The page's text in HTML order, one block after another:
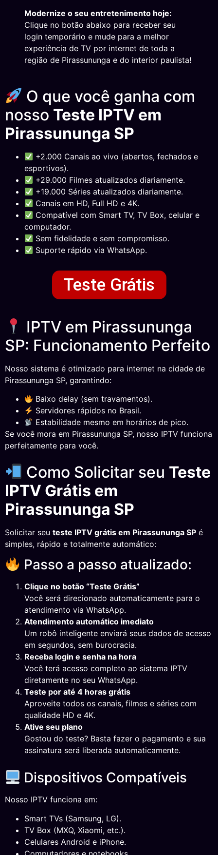
Modernize o seu entretenimento hoje:
Clique no botão abaixo para receber seu
login temporário e mude para a melhor
experiência de TV por internet de toda a
região de Pirassununga e do interior paulista!
O que você ganha com
nosso Teste IPTV em
Pirassununga SP
+2.000 Canais ao vivo (abertos, fechados e
esportivos).
+29.000 Filmes atualizados diariamente.
+19.000 Séries atualizados diariamente.
Canais em HD, Full HD e 4K.
Compatível com Smart TV, TV Box, celular e
computador.
Sem fidelidade e sem compromisso.
Suporte rápido via WhatsApp.
Teste Grátis
IPTV em Pirassununga
SP: Funcionamento Perfeito
Nosso sistema é otimizado para internet na cidade de
Pirassununga SP, garantindo:
Baixo delay (sem travamentos).
Servidores rápidos no Brasil.
Estabilidade mesmo em horários de pico.
Se você mora em Pirassununga SP, nosso IPTV funciona
perfeitamente para você.
Como Solicitar seu Teste
IPTV Grátis em
Pirassununga SP
Solicitar seu teste IPTV grátis em Pirassununga SP é
simples, rápido e totalmente automático:
Passo a passo atualizado:
Clique no botão “Teste Grátis”
Você será direcionado automaticamente para o
atendimento via WhatsApp.
Atendimento automático imediato
Um robô inteligente enviará seus dados de acesso
em segundos, sem burocracia.
Receba login e senha na hora
Você terá acesso completo ao sistema IPTV
diretamente no seu WhatsApp.
Teste por até 4 horas grátis
Aproveite todos os canais, filmes e séries com
qualidade HD e 4K.
Ative seu plano
Gostou do teste? Basta fazer o pagamento e sua
assinatura será liberada automaticamente.
Dispositivos Compatíveis
Nosso IPTV funciona em:
Smart TVs (Samsung, LG).
TV Box (MXQ, Xiaomi, etc.).
Celulares Android e iPhone.